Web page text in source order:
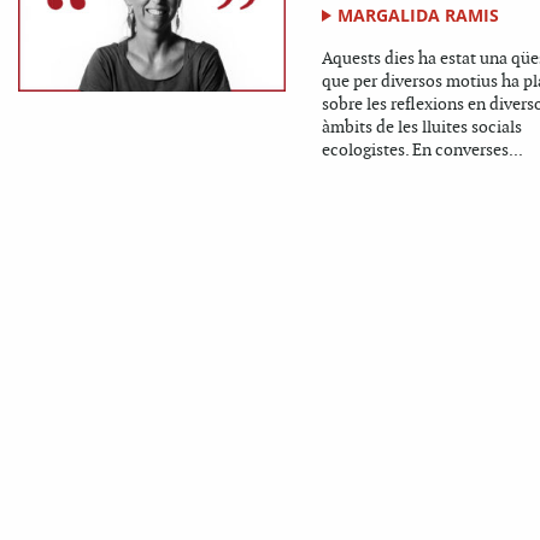
MARGALIDA RAMIS
Aquests dies ha estat una
que per diversos motius ha
sobre les reflexions en
àmbits de les lluites socials
ecologistes. En converses...